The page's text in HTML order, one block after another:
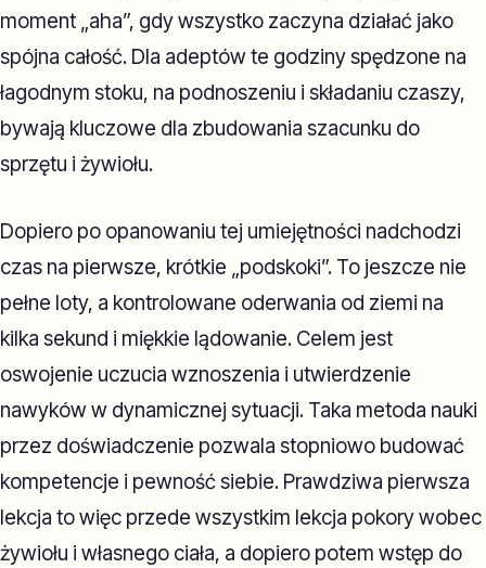
moment „aha”, gdy wszystko zaczyna działać jako
spójna całość. Dla adeptów te godziny spędzone na
łagodnym stoku, na podnoszeniu i składaniu czaszy,
bywają kluczowe dla zbudowania szacunku do
sprzętu i żywiołu.
Dopiero po opanowaniu tej umiejętności nadchodzi
czas na pierwsze, krótkie „podskoki”. To jeszcze nie
pełne loty, a kontrolowane oderwania od ziemi na
kilka sekund i miękkie lądowanie. Celem jest
oswojenie uczucia wznoszenia i utwierdzenie
nawyków w dynamicznej sytuacji. Taka metoda nauki
przez doświadczenie pozwala stopniowo budować
kompetencje i pewność siebie. Prawdziwa pierwsza
lekcja to więc przede wszystkim lekcja pokory wobec
żywiołu i własnego ciała, a dopiero potem wstęp do